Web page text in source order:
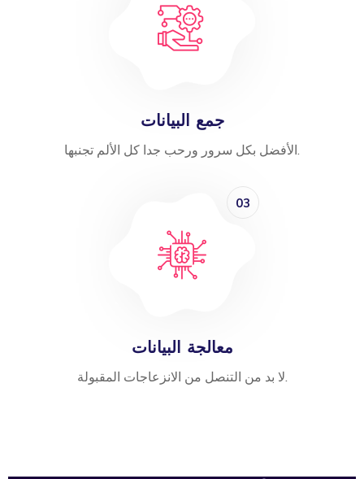
جمع البيانات
الأفضل بكل سرور ورحب جدا كل الألم تجنبها.
03
معالجة البيانات
لا بد من التنصل من الانزعاجات المقبولة.